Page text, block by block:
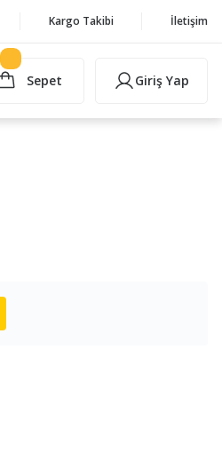
Kargo Takibi İletişim
Sepet Giriş Yap